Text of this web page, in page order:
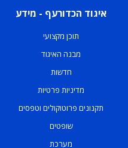
איגוד הכדורעף - מידע
תוכן מקצועי
מבנה האיגוד
חדשות
מדיניות פרטיות
תקנונים פרוטוקולים וטפסים
שופטים
מערכת